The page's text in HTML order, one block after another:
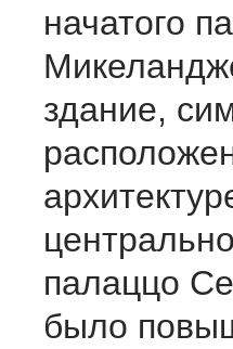
начатого
здание,
палаццо
было